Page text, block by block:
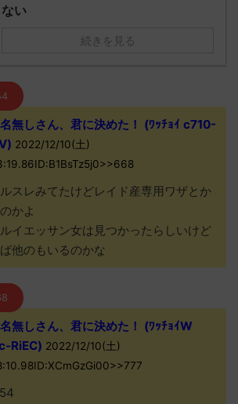
ない
続きを見る
名無しさん、君に決めた！ (ﾜｯﾁｮｲ c710-
2022/12/10(土)
スレみてたけどレイド産専用ワザとか
かよ
ルイエッサン女は見つかったらしいけど
他のもいるのかな
無しさん、君に決めた！ (ﾜｯﾁｮｲW
RiEC) 2022/12/10(土)